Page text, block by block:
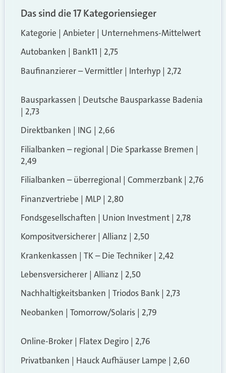
Das sind die 17 Kategoriensieger
Kategorie | Anbieter | Unternehmens-Mittelwert
Autobanken | Bank11 | 2,75
Baufinanzierer – Vermittler | Interhyp | 2,72
Bausparkassen | Deutsche Bausparkasse Badenia
| 2,73
Direktbanken | ING | 2,66
Filialbanken – regional | Die Sparkasse Bremen |
2,49
Filialbanken – überregional | Commerzbank | 2,76
Finanzvertriebe | MLP | 2,80
Fondsgesellschaften | Union Investment | 2,78
Kompositversicherer | Allianz | 2,50
Krankenkassen | TK – Die Techniker | 2,42
Lebensversicherer | Allianz | 2,50
Nachhaltigkeitsbanken | Triodos Bank | 2,73
Neobanken | Tomorrow/Solaris | 2,79
Online-Broker | Flatex Degiro | 2,76
Privatbanken | Hauck Aufhäuser Lampe | 2,60